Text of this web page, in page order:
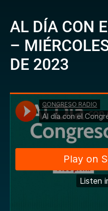
AL DÍA CON
–
DE 2023